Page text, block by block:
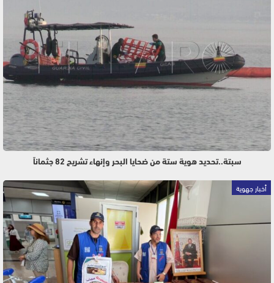
سبتة..تحديد هوية ستة من ضحايا البحر وإنهاء تشريح 82 جثماناً
أخبار جهوية